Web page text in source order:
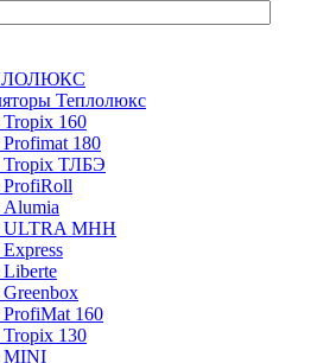
Теплолюкс
160
180
Tropix ТЛБЭ
ULTRA МНН
160
130
MINI